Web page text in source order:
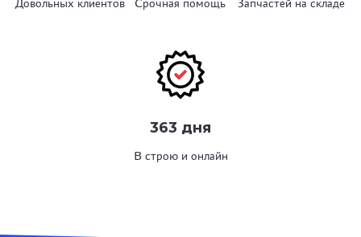
Довольных клиентов Срочная помощь Запчастей на складе
363 дня
В строю и онлайн